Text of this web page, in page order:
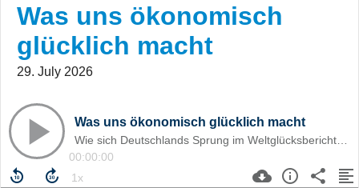
Was uns ökonomisch
glücklich macht
29. July 2026
Was uns ökonomisch glücklich macht
00:00:00